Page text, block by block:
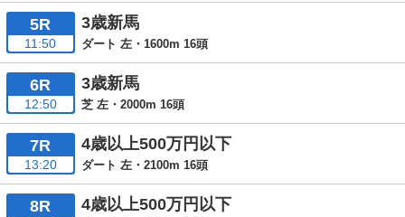
5R
11:50
3歳新馬
ダート 左・1600m 16頭
6R
12:50
3歳新馬
芝 左・2000m 16頭
7R
13:20
4歳以上500万円以下
ダート 左・2100m 16頭
8R 4歳以上500万円以下